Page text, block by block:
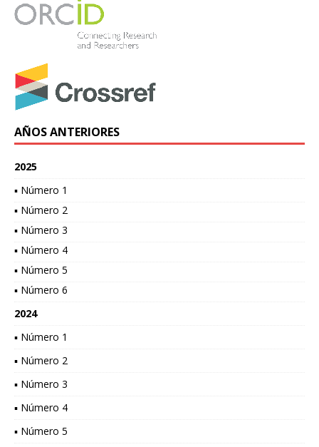
AÑOS ANTERIORES
2025
▪ Número 1
▪ Número 2
▪ Número 3
▪ Número 4
▪ Número 5
▪ Número 6
2024
▪ Número 1
▪ Número 2
▪ Número 3
▪ Número 4
▪ Número 5